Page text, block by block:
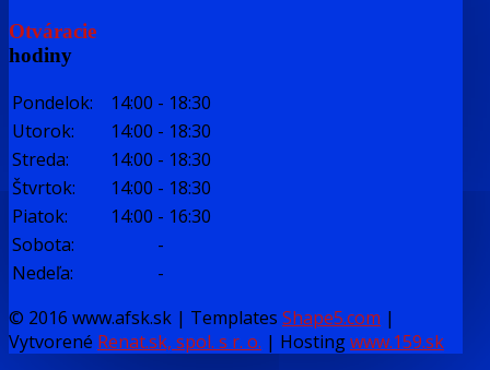
Otváracie
hodiny
Pondelok: 14:00 - 18:30
Utorok:
14:00 - 18:30
Streda:
14:00 - 18:30
Štvrtok:
14:00 - 18:30
Piatok:
14:00 - 16:30
Sobota:
-
Nedeľa:
-
© 2016 www.afsk.sk | Templates Shape5.com |
Vytvorené Renat.sk, spol. s r. o. | Hostingwww.159.sk